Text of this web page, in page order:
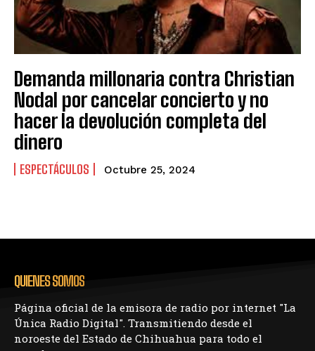
Demanda millonaria contra Christian
Nodal por cancelar concierto y no
hacer la devolución completa del
dinero
ESPECTÁCULOS Octubre 25, 2024
QUIENES SOMOS
Página oficial de la emisora de radio por internet "La
Única Radio Digital". Transmitiendo desde el
noroeste del Estado de Chihuahua para todo el